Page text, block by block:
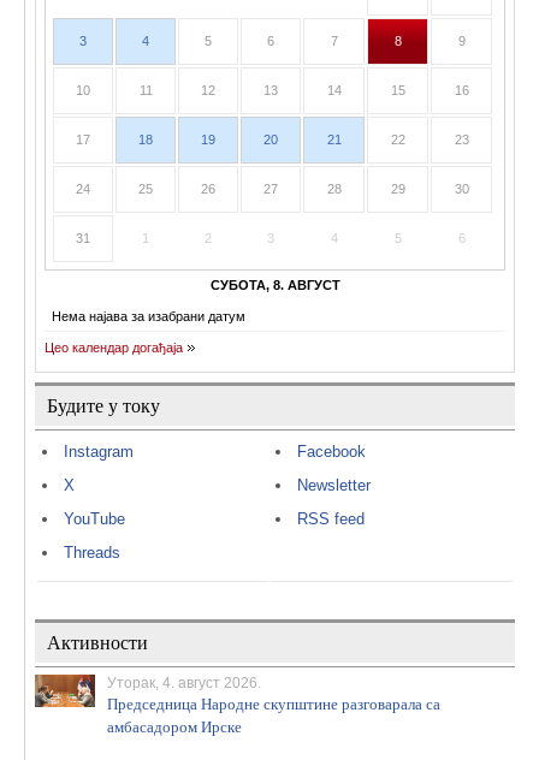
3 4 5 6 7 8 9
10 11 12 13 14 15 16
17 18 19 20 21 22 23
24 25 26 27 28 29 30
31 1 2 3 4 5 6
СУБОТА, 8. АВГУСТ
Нема најава за изабрани датум
Цео календар догађаја
Будите у току
Instagram
X
YouTube
Threads
Facebook
Newsletter
RSS feed
Активности
Уторак, 4. август 2026.
Председница Народне скупштине разговарала са
амбасадором Ирске